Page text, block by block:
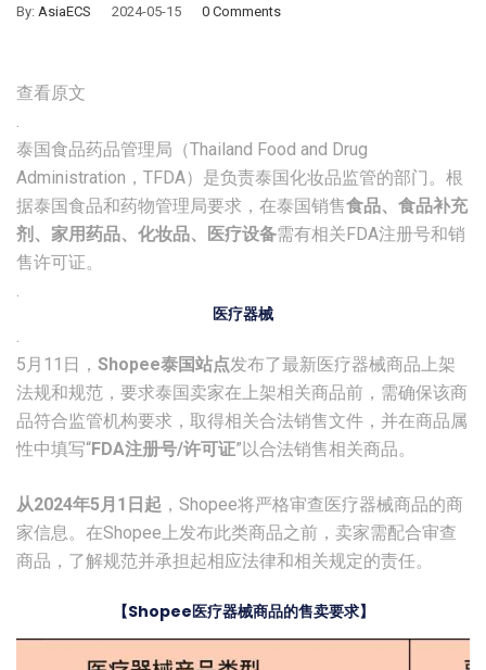
By: AsiaECS 2024-05-15 0 Comments
查看原文
.
泰国食品药品管理局（Thailand Food and Drug
Administration，TFDA）是负责泰国化妆品监管的部门。根
据泰国食品和药物管理局要求，在泰国销售食品、食品补充
剂、家用药品、化妆品、医疗设备需有相关FDA注册号和销
售许可证。
.
医疗器械
.
5月11日， Shopee泰国站点发布了最新医疗器械商品上架
法规和规范，要求泰国卖家在上架相关商品前，需确保该商
品符合监管机构要求，取得相关合法销售文件，并在商品属
性中填写“FDA注册号/许可证”以合法销售相关商品。
从2024年5月1日起 ，Shopee将严格审查医疗器械商品的商
家信息。在Shopee上发布此类商品之前，卖家需配合审查
商品，了解规范并承担起相应法律和相关规定的责任。
【Shopee医疗器械商品的售卖要求】